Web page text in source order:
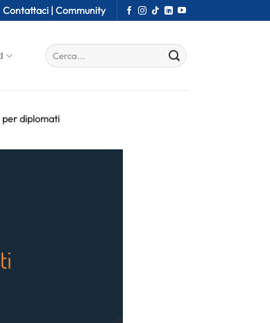
Contattaci | Community
per diplomati